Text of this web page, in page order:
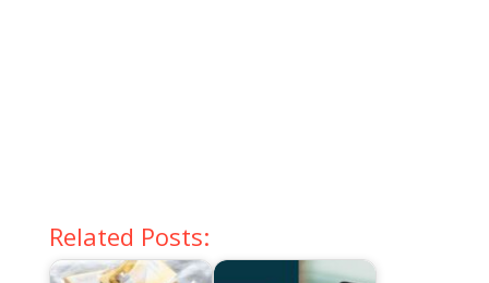
Related Posts: